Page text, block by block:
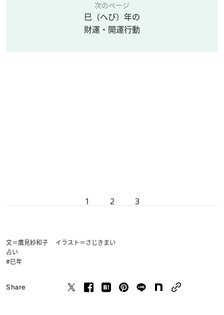
次のページ
巳（へび）年の
財運・開運行動
1 2 3
文＝鷹見紗和子 イラスト＝さじきまい
占い
#巳年
Share